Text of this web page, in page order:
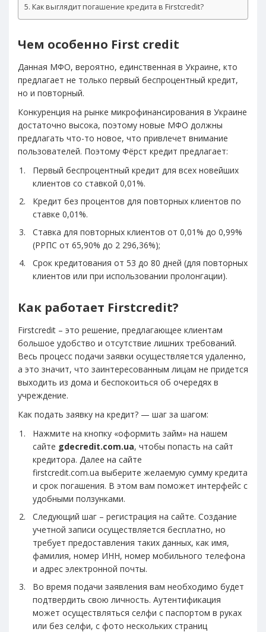
Как выглядит погашение кредита в Firstcredit?
Чем особенно First credit
Данная МФО, вероятно, единственная в Украине, кто
предлагает не только первый беспроцентный кредит,
но и повторный.
Конкуренция на рынке микрофинансирования в Украине
достаточно высока, поэтому новые МФО должны
предлагать что-то новое, что привлечет внимание
пользователей. Поэтому Фёрст кредит предлагает:
Первый беспроцентный кредит для всех новейших
клиентов со ставкой 0,01%.
Кредит без процентов для повторных клиентов по
ставке 0,01%.
Ставка для повторных клиентов от 0,01% до 0,99%
(РРПС от 65,90% до 2 296,36%);
Срок кредитования от 53 до 80 дней (для повторных
клиентов или при использовании пролонгации).
Как работает Firstcredit?
Firstcredit – это решение, предлагающее клиентам
большое удобство и отсутствие лишних требований.
Весь процесс подачи заявки осуществляется удаленно,
а это значит, что заинтересованным лицам не придется
выходить из дома и беспокоиться об очередях в
учреждение.
Как подать заявку на кредит? — шаг за шагом:
Нажмите на кнопку «оформить займ» на нашем
сайте gdecredit.com.ua, чтобы попасть на сайт
кредитора. Далее на сайте
firstcredit.com.ua выберите желаемую сумму кредита
и срок погашения. В этом вам поможет интерфейс с
удобными ползунками.
Следующий шаг – регистрация на сайте. Создание
учетной записи осуществляется бесплатно, но
требует предоставления таких данных, как имя,
фамилия, номер ИНН, номер мобильного телефона
и адрес электронной почты.
Во время подачи заявления вам необходимо будет
подтвердить свою личность. Аутентификация
может осуществляться селфи с паспортом в руках
или без селфи, с фото нескольких страниц